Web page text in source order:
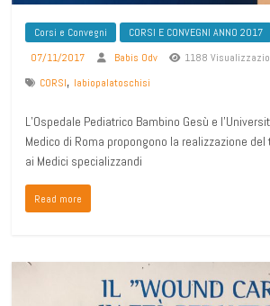
Corsi e Convegni
CORSI E CONVEGNI ANNO 2017
07/11/2017
Babis Odv 1188
CORSI, labiopalatoschisi
L’Ospedale Pediatrico Bambino Gesù e
Medico di Roma propongono la realizzazione
ai Medici specializzandi
Read more